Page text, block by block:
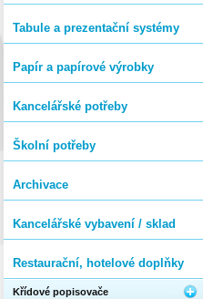
Tabule a prezentační systémy
Papír a papírové výrobky
Kancelářské potřeby
Školní potřeby
Archivace
Kancelářské vybavení / sklad
Restaurační, hotelové doplňky
Křídové popisovače